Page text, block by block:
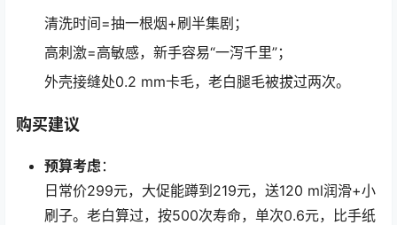
清洗时间=抽一根烟+刷半集剧；
高刺激=高敏感，新手容易“一泻千里”；
外壳接缝处0.2 mm卡毛，老白腿毛被拔过两次。
购买建议
预算考虑 ：
日常价299元，大促能蹲到219元，送120 ml润滑+小
刷子。老白算过，按500次寿命，单次0.6元，比手纸